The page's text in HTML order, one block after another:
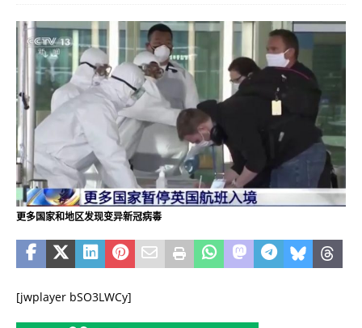
更多国家和地区发现变异新冠病毒
[jwplayer bSO3LWCy]